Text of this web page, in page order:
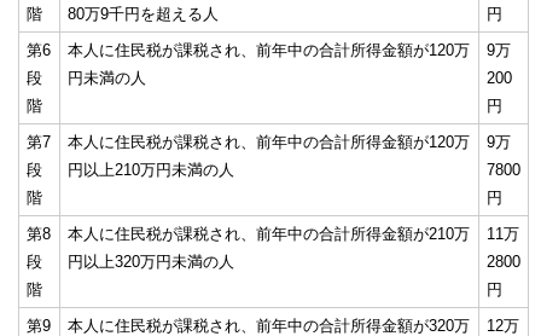
階
80万9千円を超える人
円
第6
段
階
本人に住民税が課税され、前年中の合計所得金額が120万
円未満の人
9万
200
円
第7
段
階
本人に住民税が課税され、前年中の合計所得金額が120万
円以上210万円未満の人
9万
7800
円
第8
段
階
本人に住民税が課税され、前年中の合計所得金額が210万
円以上320万円未満の人
11万
2800
円
第9
本人に住民税が課税され、前年中の合計所得金額が320万
12万